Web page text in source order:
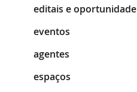
editais e oportunidade
eventos
agentes
espaços